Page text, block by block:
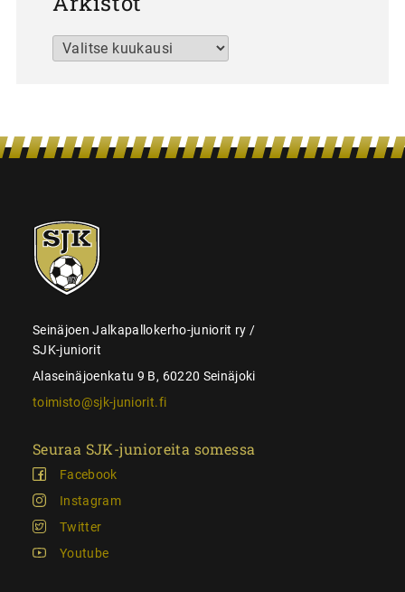
Arkistot
SJK-
juniorit
Seinäjoen Jalkapallokerho-juniorit ry /
SJK-juniorit
Alaseinäjoenkatu 9 B, 60220 Seinäjoki
toimisto@sjk-juniorit.fi
Seuraa SJK-junioreita somessa
Facebook
Instagram
Twitter
Youtube